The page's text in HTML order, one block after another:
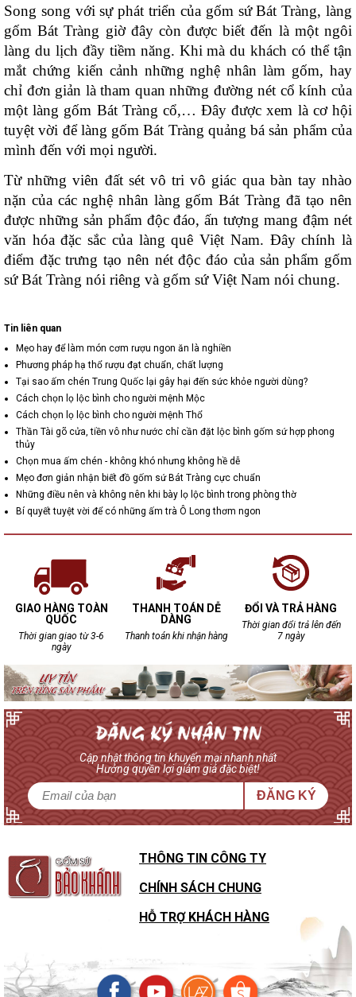
Song song với sự phát triển của gốm sứ Bát Tràng, làng
gốm Bát Tràng giờ đây còn được biết đến là một ngôi
làng du lịch đầy tiềm năng. Khi mà du khách có thể tận
mắt chứng kiến cảnh những nghệ nhân làm gốm, hay
chỉ đơn giản là tham quan những đường nét cổ kính của
một làng gốm Bát Tràng cổ,… Đây được xem là cơ hội
tuyệt vời để làng gốm Bát Tràng quảng bá sản phẩm của
mình đến với mọi người.
Từ những viên đất sét vô tri vô giác qua bàn tay nhào
nặn của các nghệ nhân làng gốm Bát Tràng đã tạo nên
được những sản phẩm độc đáo, ấn tượng mang đậm nét
văn hóa đặc sắc của làng quê Việt Nam. Đây chính là
điểm đặc trưng tạo nên nét độc đáo của sản phẩm gốm
sứ Bát Tràng nói riêng và gốm sứ Việt Nam nói chung.
Tin liên quan
Mẹo hay để làm món cơm rượu ngon ăn là nghiền
Phương pháp hạ thổ rượu đạt chuẩn, chất lượng
Tại sao ấm chén Trung Quốc lại gây hại đến sức khỏe người dùng?
Cách chọn lọ lộc bình cho người mệnh Mộc
Cách chọn lọ lộc bình cho người mệnh Thổ
Thần Tài gõ cửa, tiền vô như nước chỉ cần đặt lộc bình gốm sứ hợp phong
thủy
Chọn mua ấm chén - không khó nhưng không hề dễ
Mẹo đơn giản nhận biết đồ gốm sứ Bát Tràng cực chuẩn
Những điều nên và không nên khi bày lọ lộc bình trong phòng thờ
Bí quyết tuyệt vời để có những ấm trà Ô Long thơm ngon
GIAO HÀNG TOÀN
QUỐC
Thời gian giao từ 3-6
ngày
THANH TOÁN DỄ
DÀNG
Thanh toán khi nhận hàng
ĐỔI VÀ TRẢ HÀNG
Thời gian đổi trả lên đến
7 ngày
Cập nhật thông tin khuyến mại nhanh nhất
Hưởng quyền lợi giảm giá đặc biệt!
ĐĂNG KÝ
THÔNG TIN CÔNG TY
CHÍNH SÁCH CHUNG
HỖ TRỢ KHÁCH HÀNG